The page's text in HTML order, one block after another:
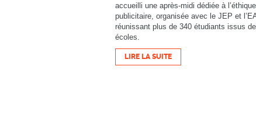
accueilli une après-midi dédiée à l’éthique
publicitaire, organisée avec le JEP et
réunissant plus de 340 étudiants issus
écoles.
LIRE LA SUITE